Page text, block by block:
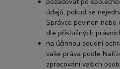
požadovat po
údajů, pokud se
Správce povinen
dle příslušných
na účinnou soudní
vaše práva podle
zpracování vašich